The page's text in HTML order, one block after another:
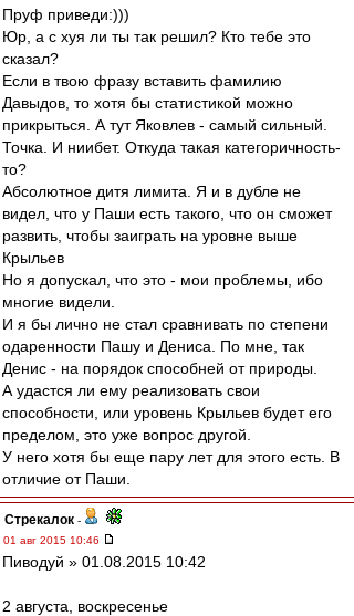
Пруф приведи:)))
Юр, а с хуя ли ты так решил? Кто тебе это
сказал?
Если в твою фразу вставить фамилию
Давыдов, то хотя бы статистикой можно
прикрыться. А тут Яковлев - самый сильный.
Точка. И ниибет. Откуда такая категоричность-
то?
Абсолютное дитя лимита. Я и в дубле не
видел, что у Паши есть такого, что он сможет
развить, чтобы заиграть на уровне выше
Крыльев
Но я допускал, что это - мои проблемы, ибо
многие видели.
И я бы лично не стал сравнивать по степени
одаренности Пашу и Дениса. По мне, так
Денис - на порядок способней от природы.
А удастся ли ему реализовать свои
способности, или уровень Крыльев будет его
пределом, это уже вопрос другой.
У него хотя бы еще пару лет для этого есть. В
отличие от Паши.
Стрекалок -
01 авг 2015 10:46
Пиводуй » 01.08.2015 10:42
2 августа, воскресенье